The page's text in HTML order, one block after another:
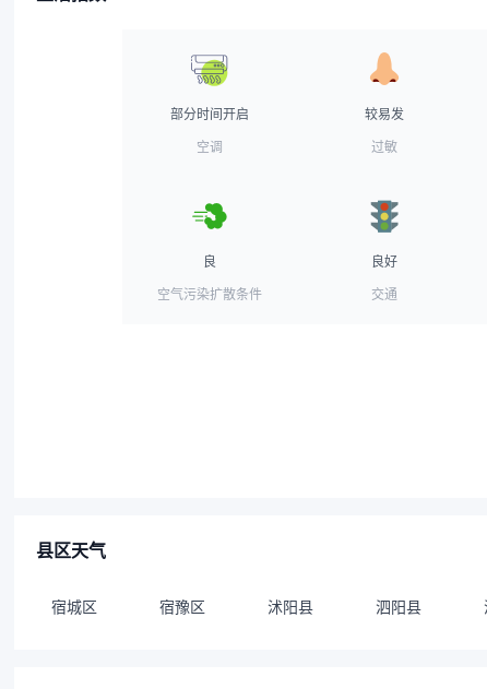
部分时间开启
空调
较易发
过敏
良
空气污染扩散条件
良好
交通
县区天气
宿城区 宿豫区 沭阳县 泗阳县